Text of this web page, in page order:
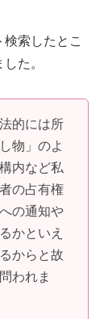
索したとこ
た。
的には所
物」のよ
内など私
の占有権
の通知や
かといえ
からと故
われま